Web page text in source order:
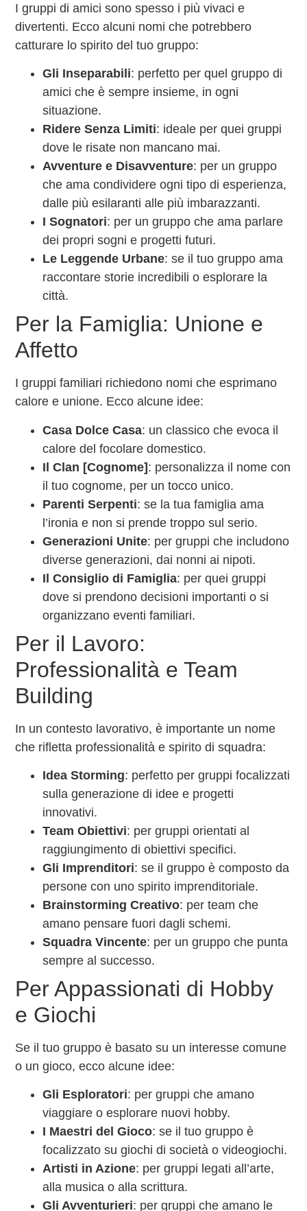
I gruppi di amici sono spesso i più vivaci e
divertenti. Ecco alcuni nomi che potrebbero
catturare lo spirito del tuo gruppo:
Gli Inseparabili: perfetto per quel gruppo di
amici che è sempre insieme, in ogni
situazione.
Ridere Senza Limiti: ideale per quei gruppi
dove le risate non mancano mai.
Avventure e Disavventure: per un gruppo
che ama condividere ogni tipo di esperienza,
dalle più esilaranti alle più imbarazzanti.
I Sognatori: per un gruppo che ama parlare
dei propri sogni e progetti futuri.
Le Leggende Urbane: se il tuo gruppo ama
raccontare storie incredibili o esplorare la
città.
Per la Famiglia: Unione e
Affetto
I gruppi familiari richiedono nomi che esprimano
calore e unione. Ecco alcune idee:
Casa Dolce Casa: un classico che evoca il
calore del focolare domestico.
Il Clan [Cognome]: personalizza il nome con
il tuo cognome, per un tocco unico.
Parenti Serpenti: se la tua famiglia ama
l’ironia e non si prende troppo sul serio.
Generazioni Unite: per gruppi che includono
diverse generazioni, dai nonni ai nipoti.
Il Consiglio di Famiglia: per quei gruppi
dove si prendono decisioni importanti o si
organizzano eventi familiari.
Per il Lavoro:
Professionalità e Team
Building
In un contesto lavorativo, è importante un nome
che rifletta professionalità e spirito di squadra:
Idea Storming: perfetto per gruppi focalizzati
sulla generazione di idee e progetti
innovativi.
Team Obiettivi: per gruppi orientati al
raggiungimento di obiettivi specifici.
Gli Imprenditori: se il gruppo è composto da
persone con uno spirito imprenditoriale.
Brainstorming Creativo: per team che
amano pensare fuori dagli schemi.
Squadra Vincente: per un gruppo che punta
sempre al successo.
Per Appassionati di Hobby
e Giochi
Se il tuo gruppo è basato su un interesse comune
o un gioco, ecco alcune idee:
Gli Esploratori: per gruppi che amano
viaggiare o esplorare nuovi hobby.
I Maestri del Gioco: se il tuo gruppo è
focalizzato su giochi di società o videogiochi.
Artisti in Azione: per gruppi legati all’arte,
alla musica o alla scrittura.
Gli Avventurieri: per gruppi che amano le